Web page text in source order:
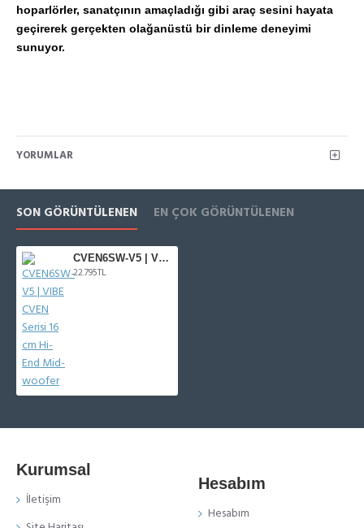
hoparlörler, sanatçının amaçladığı gibi araç sesini hayata
geçirerek gerçekten olağanüstü bir dinleme deneyimi
sunuyor.
YORUMLAR
SON GÖRÜNTÜLENEN EN ÇOK GÖRÜNTÜLENEN
CVEN6SW-V5 | VIBE CVEN Serisi 16 cm Hi-End Mid-woofer
22.795TL
Kurumsal
İletişim
Hesabım
Hesabım